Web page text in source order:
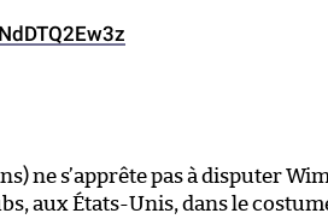
ne s’apprête pas à disputer
aux États-Unis, dans le